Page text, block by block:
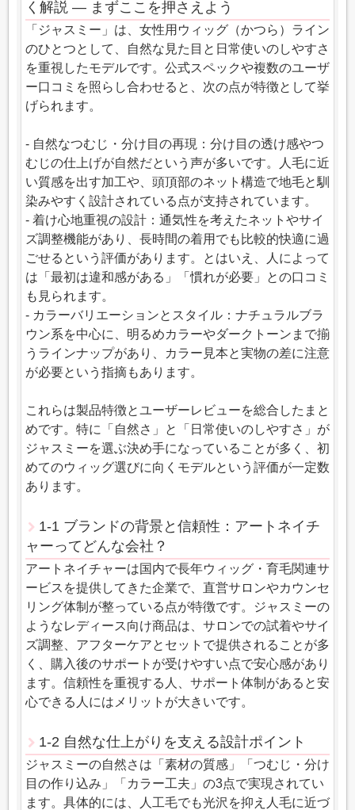
く解説 — まずここを押さえよう
「ジャスミー」は、女性用ウィッグ（かつら）ライン
のひとつとして、自然な見た目と日常使いのしやすさ
を重視したモデルです。公式スペックや複数のユーザ
ー口コミを照らし合わせると、次の点が特徴として挙
げられます。
- 自然なつむじ・分け目の再現：分け目の透け感やつ
むじの仕上げが自然だという声が多いです。人毛に近
い質感を出す加工や、頭頂部のネット構造で地毛と馴
染みやすく設計されている点が支持されています。
- 着け心地重視の設計：通気性を考えたネットやサイ
ズ調整機能があり、長時間の着用でも比較的快適に過
ごせるという評価があります。とはいえ、人によって
は「最初は違和感がある」「慣れが必要」との口コミ
も見られます。
- カラーバリエーションとスタイル：ナチュラルブラ
ウン系を中心に、明るめカラーやダークトーンまで揃
うラインナップがあり、カラー見本と実物の差に注意
が必要という指摘もあります。
これらは製品特徴とユーザーレビューを総合したまと
めです。特に「自然さ」と「日常使いのしやすさ」が
ジャスミーを選ぶ決め手になっていることが多く、初
めてのウィッグ選びに向くモデルという評価が一定数
あります。
1-1 ブランドの背景と信頼性：アートネイチ
ャーってどんな会社？
アートネイチャーは国内で長年ウィッグ・育毛関連サ
ービスを提供してきた企業で、直営サロンやカウンセ
リング体制が整っている点が特徴です。ジャスミーの
ようなレディース向け商品は、サロンでの試着やサイ
ズ調整、アフターケアとセットで提供されることが多
く、購入後のサポートが受けやすい点で安心感があり
ます。信頼性を重視する人、サポート体制があると安
心できる人にはメリットが大きいです。
1-2 自然な仕上がりを支える設計ポイント
ジャスミーの自然さは「素材の質感」「つむじ・分け
目の作り込み」「カラー工夫」の3点で実現されてい
ます。具体的には、人工毛でも光沢を抑え人毛に近づ